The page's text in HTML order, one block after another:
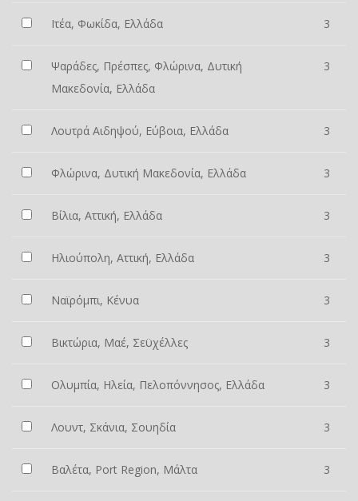
Ιτέα, Φωκίδα, Ελλάδα 3
Ψαράδες, Πρέσπες, Φλώρινα, Δυτική
Μακεδονία, Ελλάδα
3
Λουτρά Αιδηψού, Εύβοια, Ελλάδα 3
Φλώρινα, Δυτική Μακεδονία, Ελλάδα 3
Βίλια, Αττική, Ελλάδα 3
Ηλιούπολη, Αττική, Ελλάδα 3
Ναϊρόμπι, Κένυα 3
Βικτώρια, Μαέ, Σεϋχέλλες 3
Ολυμπία, Ηλεία, Πελοπόννησος, Ελλάδα 3
Λουντ, Σκάνια, Σουηδία 3
Βαλέτα, Port Region, Μάλτα 3